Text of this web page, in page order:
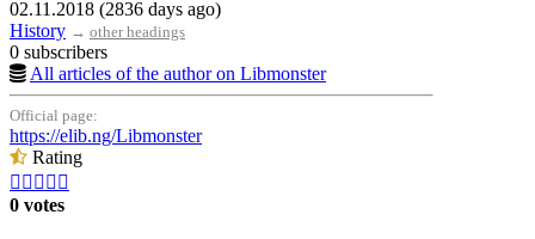
02.11.2018 (2836 days ago)
History → other headings
0 subscribers
All articles of the author on Libmonster
Official page:
https://elib.ng/Libmonster
Rating
    
0 votes